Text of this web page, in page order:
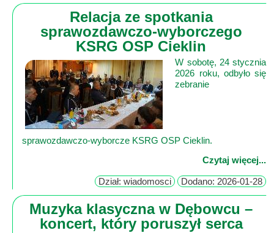
Filmy
Przydatne
Plakaty
Parafia
Instytucje
Organizacje
OSP
Firmy
Historia
Relacja ze spotkania
sprawozdawczo-wyborczego
KSRG OSP Cieklin
W sobotę, 24 stycznia
2026 roku, odbyło się
zebranie
sprawozdawczo‑wyborcze KSRG OSP Cieklin.
Czytaj więcej...
Dział: wiadomosci Dodano: 2026-01-28
Muzyka klasyczna w Dębowcu –
koncert, który poruszył serca